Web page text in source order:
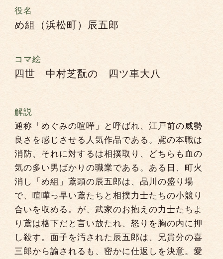
役名
め組（浜松町）辰五郎
コマ絵
四世 中村芝翫の 四ツ車大八
解説
通称「めぐみの喧嘩」と呼ばれ、江戸前の威勢
良さを感じさせる人気作品である。鳶の本職は
消防、それに対するは相撲取り、どちらも血の
気の多い男ばかりの職業である。ある日、町火
消し「め組」鳶頭の辰五郎は、品川の盛り場
で、喧嘩っ早い鳶たちと相撲力士たちの小競り
合いを収める。が、武家のお抱えの力士たちよ
り鳶は格下だと言い放たれ、怒りを胸の内に押
し殺す。面子を汚された辰五郎は、兄貴分の喜
三郎から諭されるも、密かに仕返しを決意。愛